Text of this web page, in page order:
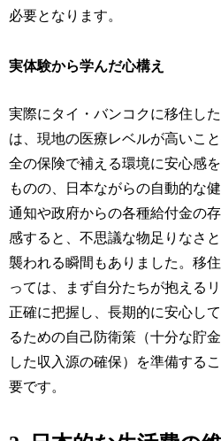
必要となります。
実体験から学んだ心構え
実際にタイ・バンコクに移住し
は、現地の医療レベルが高いこ
全の保険で補える環境に安心感
ものの、日本ながらの自動的な
通知や政府からの各種給付金の
感すると、不思議な物足りなさ
襲われる瞬間もありました。移
っては、まず自分たちが抱える
正確に把握し、長期的に安心し
るための自己防衛策（十分な貯
した収入源の確保）を準備する
要です。